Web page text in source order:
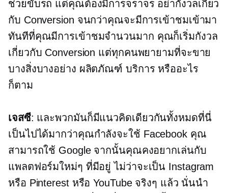
ช่วยขับรถ แต่คุณต้องมีการจราจร อย่ากังวลเกี่ยว
กับ Conversion จนกว่าคุณจะมีการเข้าชมเข้ามา
ทันทีที่คุณมีการเข้าชมจำนวนมาก คุณก็เริ่มกังวล
เกี่ยวกับ Conversion แต่ทุกคนพยายามที่จะขาย
บางสิ่งบางอย่าง ผลิตภัณฑ์ บริการ หรืออะไร
ก็ตาม
เจสซี: และพวกมันก็มีแนวคิดเดียวกันทั้งหมดที่นี่
เป็นไปได้มากว่าคุณกำลังจะใช้ Facebook คุณ
สามารถใช้ Google จากนั้นคุณคงอยากเล่นกับ
แพลตฟอร์มใหม่ๆ ที่มีอยู่ ไม่ว่าจะเป็น Instagram
หรือ Pinterest หรือ YouTube จริงๆ แล้ว นั่นนำ